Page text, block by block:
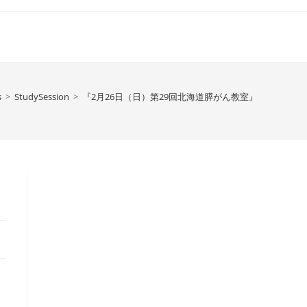
> StudySession > 『2月26日（日）第29回北海道膵がん教室』